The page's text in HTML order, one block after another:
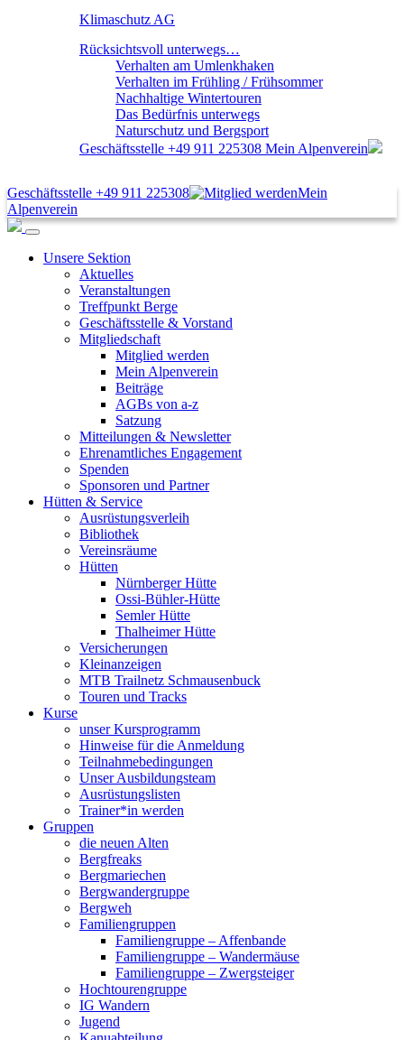
Klimaschutz AG
Rücksichtsvoll unterwegs…
Verhalten am Umlenkhaken
Verhalten im Frühling / Frühsommer
Nachhaltige Wintertouren
Das Bedürfnis unterwegs
Naturschutz und Bergsport
Geschäftsstelle +49 911 225308 Mein Alpenverein
Geschäftsstelle +49 911 225308
Mein
Alpenverein
Unsere Sektion
Aktuelles
Veranstaltungen
Treffpunkt Berge
Geschäftsstelle & Vorstand
Mitgliedschaft
Mitglied werden
Mein Alpenverein
Beiträge
AGBs von a-z
Satzung
Mitteilungen & Newsletter
Ehrenamtliches Engagement
Spenden
Sponsoren und Partner
Hütten & Service
Ausrüstungsverleih
Bibliothek
Vereinsräume
Hütten
Nürnberger Hütte
Ossi-Bühler-Hütte
Semler Hütte
Thalheimer Hütte
Versicherungen
Kleinanzeigen
MTB Trailnetz Schmausenbuck
Touren und Tracks
Kurse
unser Kursprogramm
Hinweise für die Anmeldung
Teilnahmebedingungen
Unser Ausbildungsteam
Ausrüstungslisten
Trainer*in werden
Gruppen
die neuen Alten
Bergfreaks
Bergmariechen
Bergwandergruppe
Bergweh
Familiengruppen
Familiengruppe – Affenbande
Familiengruppe – Wandermäuse
Familiengruppe – Zwergsteiger
Hochtourengruppe
IG Wandern
Jugend